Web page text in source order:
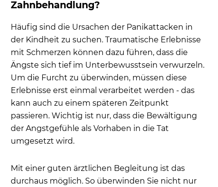
Zahnbehandlung?
Häufig sind die Ursachen der Panikattacken in
der Kindheit zu suchen. Traumatische Erlebnisse
mit Schmerzen können dazu führen, dass die
Ängste sich tief im Unterbewusstsein verwurzeln.
Um die Furcht zu überwinden, müssen diese
Erlebnisse erst einmal verarbeitet werden - das
kann auch zu einem späteren Zeitpunkt
passieren. Wichtig ist nur, dass die Bewältigung
der Angstgefühle als Vorhaben in die Tat
umgesetzt wird.
Mit einer guten ärztlichen Begleitung ist das
durchaus möglich. So überwinden Sie nicht nur